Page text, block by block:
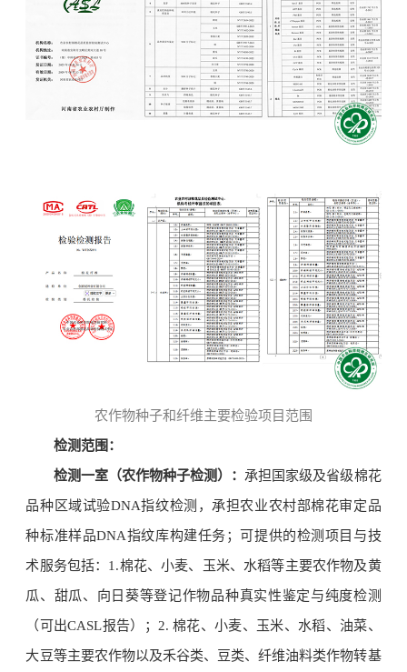
农作物种子和纤维主要检验项目范围
检测范围：
检测一室（农作物种子检测）： 承担国家级及省级棉花
品种区域试验DNA指纹检测，承担农业农村部棉花审定品
种标准样品DNA指纹库构建任务；可提供的检测项目与技
术服务包括：1.棉花、小麦、玉米、水稻等主要农作物及黄
瓜、甜瓜、向日葵等登记作物品种真实性鉴定与纯度检测
（可出CASL报告）；2. 棉花、小麦、玉米、水稻、油菜、
大豆等主要农作物以及禾谷类、豆类、纤维油料类作物转基